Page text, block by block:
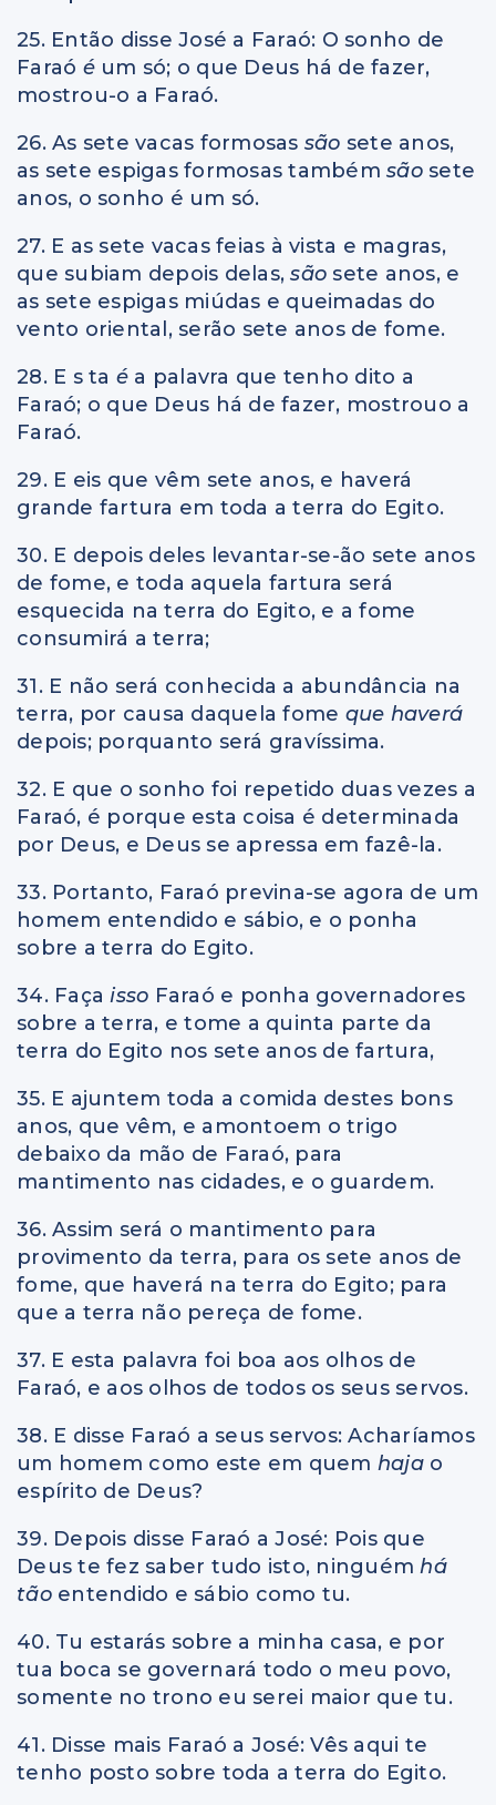
25. Então disse José a Faraó: O sonho de
Faraó é um só; o que Deus há de fazer,
mostrou-o a Faraó.
26. As sete vacas formosas são sete anos,
as sete espigas formosas também são sete
anos, o sonho é um só.
27. E as sete vacas feias à vista e magras,
que subiam depois delas,sãosete anos, e
as sete espigas miúdas e queimadas do
vento oriental, serão sete anos de fome.
28. E s ta é a palavra que tenho dito a
Faraó; o que Deus há de fazer, mostrouo a
Faraó.
29. E eis que vêm sete anos, e haverá
grande fartura em toda a terra do Egito.
30. E depois deles levantar-se-ão sete anos
de fome, e toda aquela fartura será
esquecida na terra do Egito, e a fome
consumirá a terra;
31. E não será conhecida a abundância na
terra, por causa daquela fome que haverá
depois; porquanto será gravíssima.
32. E que o sonho foi repetido duas vezes a
Faraó, é porque esta coisa é determinada
por Deus, e Deus se apressa em fazê-la.
33. Portanto, Faraó previna-se agora de um
homem entendido e sábio, e o ponha
sobre a terra do Egito.
34. Façaisso Faraó e ponha governadores
sobre a terra, e tome a quinta parte da
terra do Egito nos sete anos de fartura,
35. E ajuntem toda a comida destes bons
anos, que vêm, e amontoem o trigo
debaixo da mão de Faraó, para
mantimento nas cidades, e o guardem.
36. Assim será o mantimento para
provimento da terra, para os sete anos de
fome, que haverá na terra do Egito; para
que a terra não pereça de fome.
37. E esta palavra foi boa aos olhos de
Faraó, e aos olhos de todos os seus servos.
38. E disse Faraó a seus servos: Acharíamos
um homem como este em quem haja o
espírito de Deus?
39. Depois disse Faraó a José: Pois que
Deus te fez saber tudo isto, ninguémhá
tão entendido e sábio como tu.
40. Tu estarás sobre a minha casa, e por
tua boca se governará todo o meu povo,
somente no trono eu serei maior que tu.
41. Disse mais Faraó a José: Vês aqui te
tenho posto sobre toda a terra do Egito.